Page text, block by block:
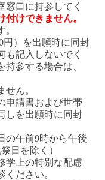
窓口に持参してく
けできません。
円）を出願時に同封
も記入しないでく
参する場合は、
ん。
申請書および世帯
しを出願時に同封
の午前9時から午後
日を除く）
学上の特別な配慮
ください。